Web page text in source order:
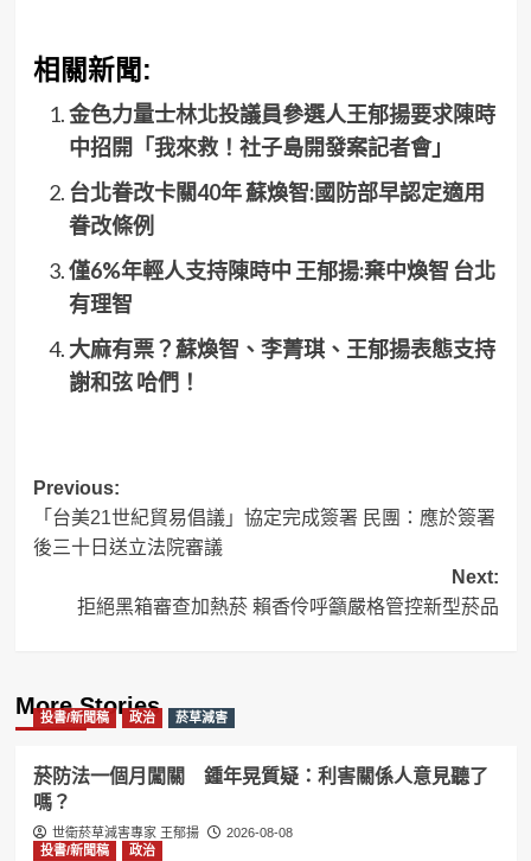
相關新聞:
金色力量士林北投議員參選人王郁揚要求陳時
中招開「我來救！社子島開發案記者會」
台北眷改卡關40年 蘇煥智:國防部早認定適用
眷改條例
僅6%年輕人支持陳時中 王郁揚:棄中煥智 台北
有理智
大麻有票？蘇煥智、李菁琪、王郁揚表態支持
謝和弦 哈們！
Post
navigation
Previous:
「台美21世紀貿易倡議」協定完成簽署 民團：應於簽署
後三十日送立法院審議
Next:
拒絕黑箱審查加熱菸 賴香伶呼籲嚴格管控新型菸品
More Stories
投書/新聞稿 政治 菸草減害
菸防法一個月闖關 鍾年晃質疑：利害關係人意見聽了
嗎？
世衛菸草減害專家 王郁揚
2026-08-08
投書/新聞稿
政治